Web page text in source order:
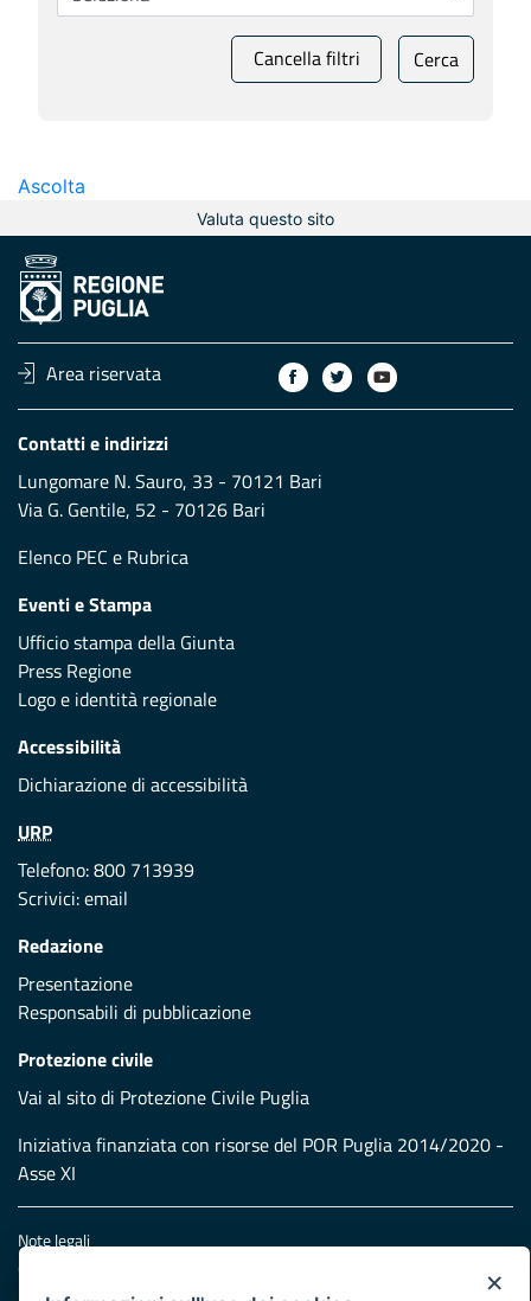
Cancella filtri Cerca
Ascolta
Valuta questo sito
Area riservata
Contatti e indirizzi
Lungomare N. Sauro, 33 - 70121 Bari
Via G. Gentile, 52 - 70126 Bari
Elenco PEC e Rubrica
Eventi e Stampa
Ufficio stampa della Giunta
Press Regione
Logo e identità regionale
Accessibilità
Dichiarazione di accessibilità
URP
Telefono: 800 713939
Scrivici:email
Redazione
Presentazione
Responsabili di pubblicazione
Protezione civile
Vai al sito di Protezione Civile Puglia
Iniziativa finanziata con risorse del POR Puglia 2014/2020 -
Asse XI
Note legali
Cookie e privacy
×